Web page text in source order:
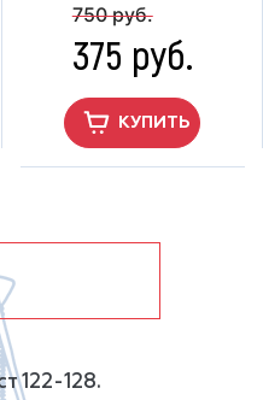
750 руб.
375 руб.
КУПИТЬ
ещё
122-128.